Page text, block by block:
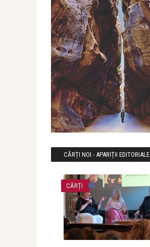
CĂRȚI NOI - APARIȚII EDITORIALE
CĂRȚI